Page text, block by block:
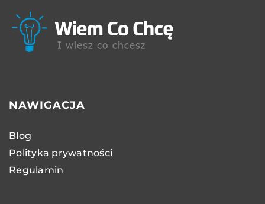
NAWIGACJA
Blog
Polityka prywatności
Regulamin